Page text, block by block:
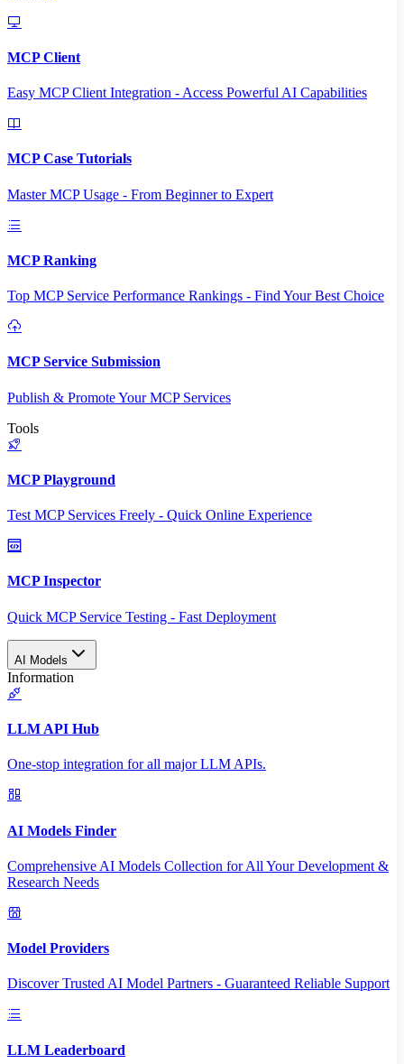
MCP Client
Easy MCP Client Integration - Access Powerful AI Capabilities
MCP Case Tutorials
Master MCP Usage - From Beginner to Expert
MCP Ranking
Top MCP Service Performance Rankings - Find Your Best Choice
MCP Service Submission
Publish & Promote Your MCP Services
Tools
MCP Playground
Test MCP Services Freely - Quick Online Experience
MCP Inspector
Quick MCP Service Testing - Fast Deployment
AI Models
Information
LLM API Hub
One-stop integration for all major LLM APIs.
AI Models Finder
Comprehensive AI Models Collection for All Your Development &
Research Needs
Model Providers
Discover Trusted AI Model Partners - Guaranteed Reliable Support
LLM Leaderboard